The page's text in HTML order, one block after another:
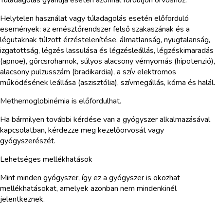
Helytelen használat vagy túladagolás esetén előforduló
események: az emésztőrendszer felső szakaszának és a
légutaknak túlzott érzéstelenítése, álmatlanság, nyugtalanság,
izgatottság, légzés lassulása és légzésleállás, légzéskimaradás
(apnoe), görcsrohamok, súlyos alacsony vérnyomás (hipotenzió),
alacsony pulzusszám (bradikardia), a szív elektromos
működésének leállása (aszisztólia), szívmegállás, kóma és halál.
Methemoglobinémia is előfordulhat.
Ha bármilyen további kérdése van a gyógyszer alkalmazásával
kapcsolatban, kérdezze meg kezelőorvosát vagy
gyógyszerészét.
Lehetséges mellékhatások
Mint minden gyógyszer, így ez a gyógyszer is okozhat
mellékhatásokat, amelyek azonban nem mindenkinél
jelentkeznek.